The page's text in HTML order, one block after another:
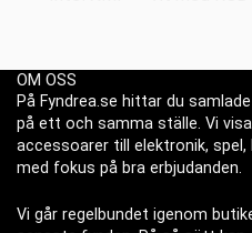
OM OSS
På Fyndrea.se hittar du
på ett och samma ställe. Vi
accessoarer till elektronik,
med fokus på bra erbjudanden.
Vi går regelbundet igenom